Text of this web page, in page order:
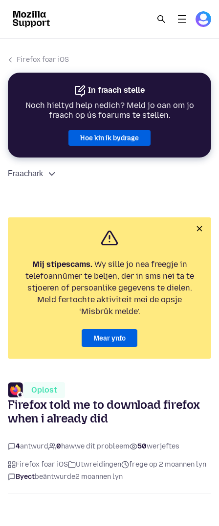
Firefox foar iOS
In fraach stelle
Noch hieltyd help nedich? Meld jo oan om jo
fraach op ús foarums te stellen.
Hoe kin ik bydrage
Fraachark
Mij stipescams.Wy sille jo nea freegje in
telefoannûmer te beljen, der in sms nei ta te
stjoeren of persoanlike gegevens te dielen.
Meld fertochte aktiviteit mei de opsje
‘Misbrûk melde’.
Mear ynfo
Oplost
Firefox told me to download firefox
when i already did
4antwurd 0hawwe dit probleem 50werjeftes
Firefox foar iOS Utwreidingen
frege op 2 moannen lyn
Byectbeäntwurde2 moannen lyn